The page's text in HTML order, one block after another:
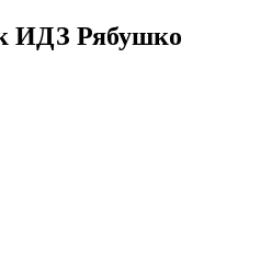
ИДЗ Рябушко